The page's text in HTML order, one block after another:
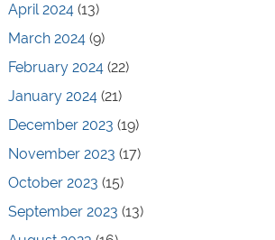
April 2024 (13)
March 2024 (9)
February 2024 (22)
January 2024 (21)
December 2023 (19)
November 2023 (17)
October 2023 (15)
September 2023 (13)